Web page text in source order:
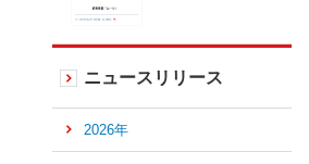
ニュースリリース
2026年